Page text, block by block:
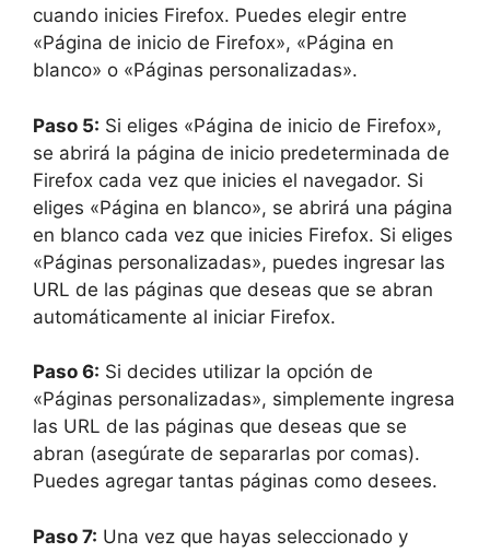
cuando inicies Firefox. Puedes elegir entre
«Página de inicio de Firefox», «Página en
blanco» o «Páginas personalizadas».
Paso 5: Si eliges «Página de inicio de Firefox»,
se abrirá la página de inicio predeterminada de
Firefox cada vez que inicies el navegador. Si
eliges «Página en blanco», se abrirá una página
en blanco cada vez que inicies Firefox. Si eliges
«Páginas personalizadas», puedes ingresar las
URL de las páginas que deseas que se abran
automáticamente al iniciar Firefox.
Paso 6: Si decides utilizar la opción de
«Páginas personalizadas», simplemente ingresa
las URL de las páginas que deseas que se
abran (asegúrate de separarlas por comas).
Puedes agregar tantas páginas como desees.
Paso 7: Una vez que hayas seleccionado y